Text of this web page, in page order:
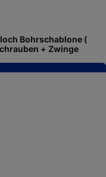
Bohrschablone (
+ Zwinge